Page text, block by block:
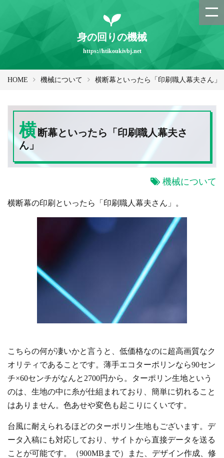
身の回りの機械
https://htikoukivbj.net
HOME 機械について 横断幕といったら「印刷職人幕夫さん」
横 断幕といったら「印刷職人幕夫さ
ん」
機械について
横断幕の印刷といったら「印刷職人幕夫さん」。
こちらの何が凄いかと言うと、低価格なのに超高画質なク
オリティであることです。薄手エコターポリンなら90セン
チ×60センチがなんと2700円から。ターポリン生地という
のは、生地の中に糸が仕組まれており、簡単に切れること
はありません。色あせや変色も起こりにくいです。
台風に耐えられるほどのターポリン生地もございます。デ
ータ入稿にも対応しており、サイトから直接データを送る
ことが可能です。（900MBまで）また、デザイン作成、修